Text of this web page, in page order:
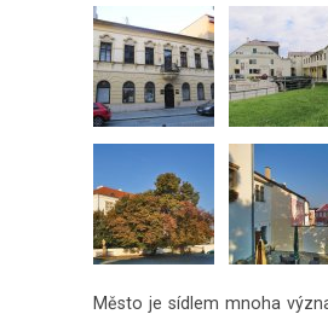
Město je sídlem mnoha